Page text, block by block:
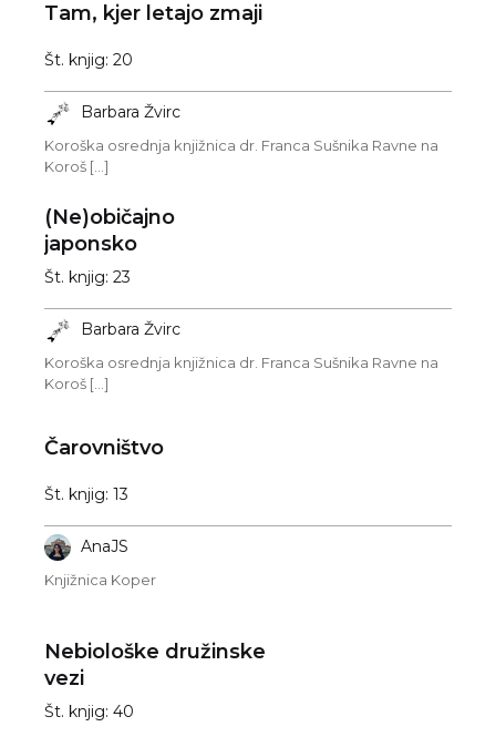
Tam, kjer letajo zmaji
Št. knjig: 20
Barbara Žvirc
Koroška osrednja knjižnica dr. Franca Sušnika Ravne na
Koroš [...]
(Ne)običajno
japonsko
Št. knjig: 23
Barbara Žvirc
Koroška osrednja knjižnica dr. Franca Sušnika Ravne na
Koroš [...]
Čarovništvo
Št. knjig: 13
AnaJS
Knjižnica Koper
Nebiološke družinske
vezi
Št. knjig: 40